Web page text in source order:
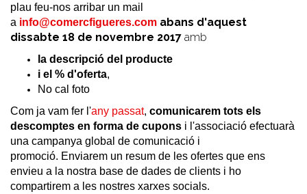
plau feu-nos arribar un mail
a info@comercfigueres.com abans d'aquest
dissabte 18 de novembre 2017 amb
la descripció del producte
i el % d'oferta,
No cal foto
Com ja vam fer l'any passat, comunicarem tots els
descomptes en forma de cupons i l'associació efectuarà
una campanya global de comunicació i
promoció. Enviarem un resum de les ofertes que ens
envieu a la nostra base de dades de clients i ho
compartirem a les nostres xarxes socials.